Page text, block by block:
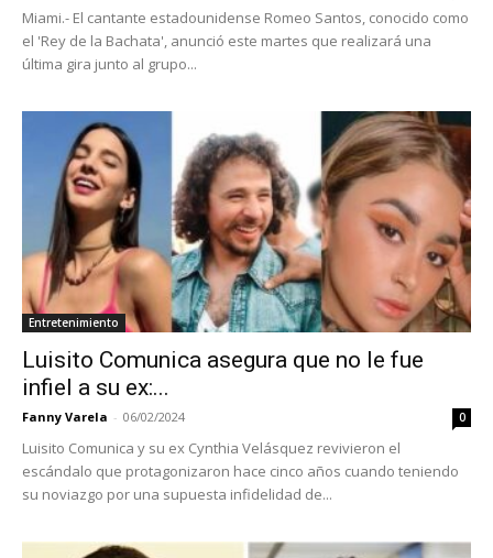
Miami.- El cantante estadounidense Romeo Santos, conocido como
el 'Rey de la Bachata', anunció este martes que realizará una
última gira junto al grupo...
Entretenimiento
Luisito Comunica asegura que no le fue
infiel a su ex:...
Fanny Varela - 06/02/2024 0
Luisito Comunica y su ex Cynthia Velásquez revivieron el
escándalo que protagonizaron hace cinco años cuando teniendo
su noviazgo por una supuesta infidelidad de...